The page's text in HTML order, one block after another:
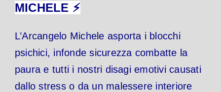
MICHELE ⚡
L’Arcangelo Michele asporta i blocchi
psichici, infonde sicurezza combatte la
paura e tutti i nostri disagi emotivi causati
dallo stress o da un malessere interiore